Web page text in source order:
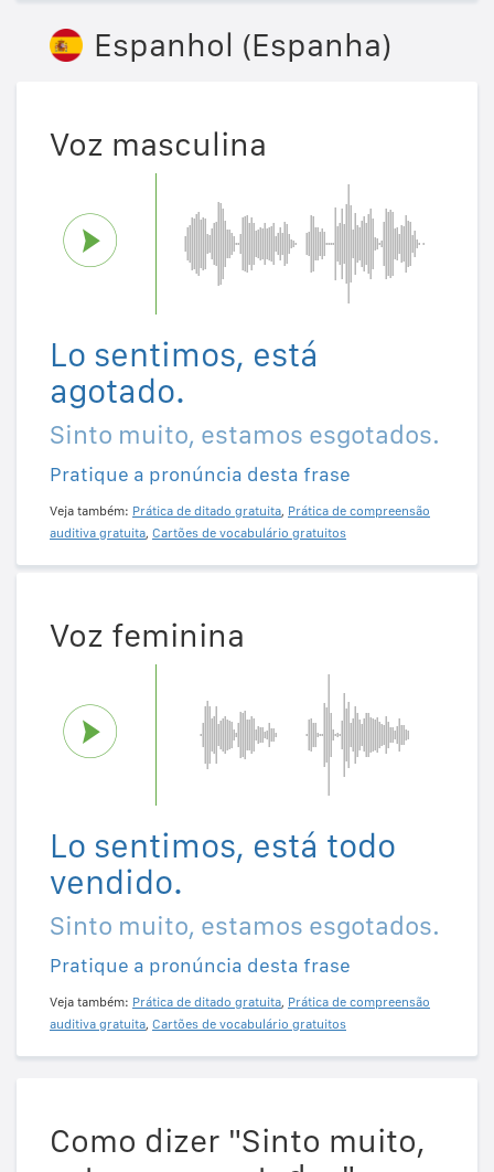
Espanhol (Espanha)
Voz masculina
Lo sentimos, está
agotado.
Sinto muito, estamos esgotados.
Pratique a pronúncia desta frase
Veja também: Prática de ditado gratuita, Prática de compreensão
auditiva gratuita, Cartões de vocabulário gratuitos
Voz feminina
Lo sentimos, está todo
vendido.
Sinto muito, estamos esgotados.
Pratique a pronúncia desta frase
Veja também: Prática de ditado gratuita, Prática de compreensão
auditiva gratuita, Cartões de vocabulário gratuitos
Como dizer "Sinto muito,